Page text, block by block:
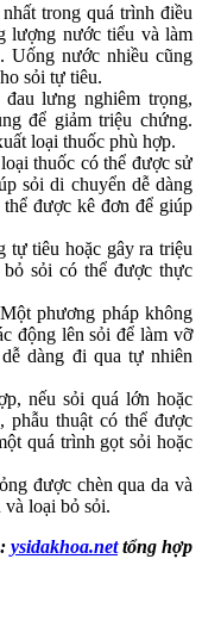
trong quá trình điều
lượng nước tiểu và làm
Uống nước nhiều cũng
sỏi tự tiêu.
lưng nghiêm trọng,
để giảm triệu chứng.
loại thuốc phù hợp.
thuốc có thể được sử
sỏi di chuyển dễ dàng
được kê đơn để giúp
tự tiêu hoặc gây ra triệu
sỏi có thể được thực
phương pháp không
động lên sỏi để làm vỡ
dàng đi qua tự nhiên
nếu sỏi quá lớn hoặc
phẫu thuật có thể được
quá trình gọt sỏi hoặc
được chèn qua da và
và loại bỏ sỏi.
ysidakhoa.nettổng hợp